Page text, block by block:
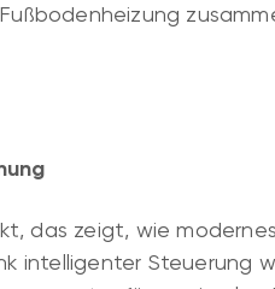
das zeigt, wie
intelligenter Steuerung